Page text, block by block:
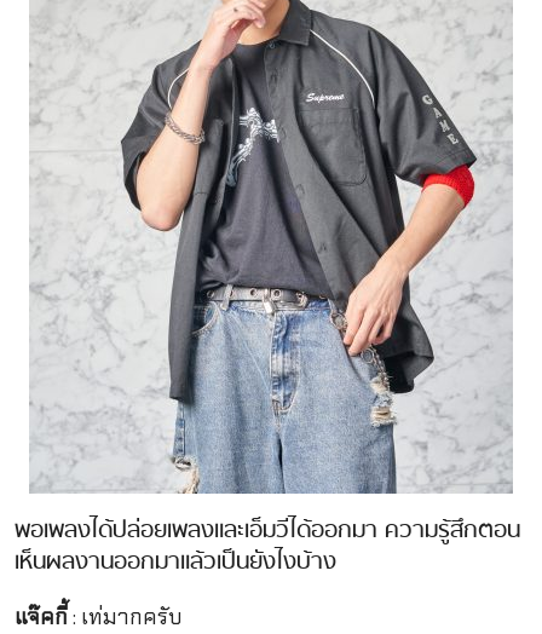
พอเพลงได้ปล่อยเพลงและเอ็มวีได้ออกมา ความรู้สึกตอน
เห็นผลงานออกมาแล้วเป็นยังไงบ้าง
แจ๊คกี้: เท่มากครับ